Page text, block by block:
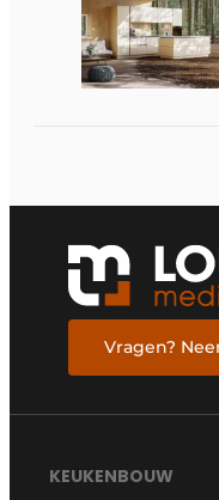
Vragen?
KEUKENBOUW